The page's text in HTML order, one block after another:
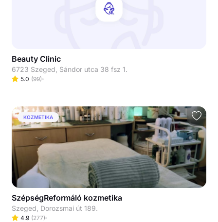
Beauty Clinic
6723 Szeged, Sándor utca 38 fsz 1.
5.0 (99)
KOZMETIKA
SzépségReformáló kozmetika
Szeged, Dorozsmai út 189.
4.9 (277)